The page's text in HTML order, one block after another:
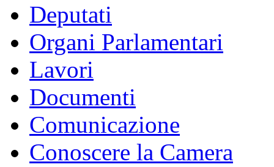
Deputati
Organi Parlamentari
Lavori
Documenti
Comunicazione
Conoscere la Camera